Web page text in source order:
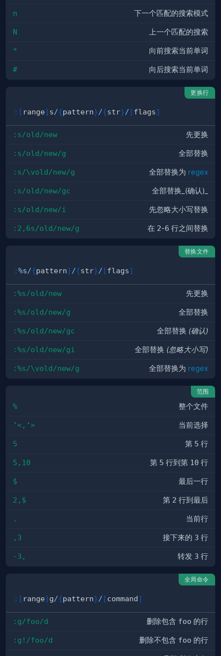
n 下一个匹配的搜索模式
N 上一个匹配的搜索
* 向前搜索当前单词
# 向后搜索当前单词
更换行
: [ range] s/{pattern}/{str}/ [flags]
:s/old/new 先更换
:s/old/new/g 全部替换
:s/\vold/new/g 全部替换为 regex
:s/old/new/gc 全部替换_(确认)_
:s/old/new/i 先忽略大小写替换
:2,6s/old/new/g 在 2-6 行之间替换
替换文件
:%s/{pattern}/{str}/ [flags]
:%s/old/new 先更换
:%s/old/new/g 全部替换
:%s/old/new/gc 全部替换 (确认)
:%s/old/new/gi 全部替换 (忽略大小写)
:%s/\vold/new/g 全部替换为 regex
范围
% 整个文件
’<,’> 当前选择
5 第 5 行
5,10 第 5 行到第 10 行
$ 最后一行
2,$ 第 2 行到最后
. 当前行
,3 接下来的 3 行
-3, 转发 3 行
全局命令
: [ range] g/{pattern}/ [command]
:g/foo/d 删除包含 foo 的行
:g!/foo/d 删除不包含 foo 的行